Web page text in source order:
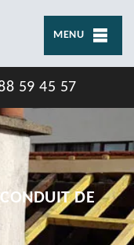
MENU
59 45 57
DE